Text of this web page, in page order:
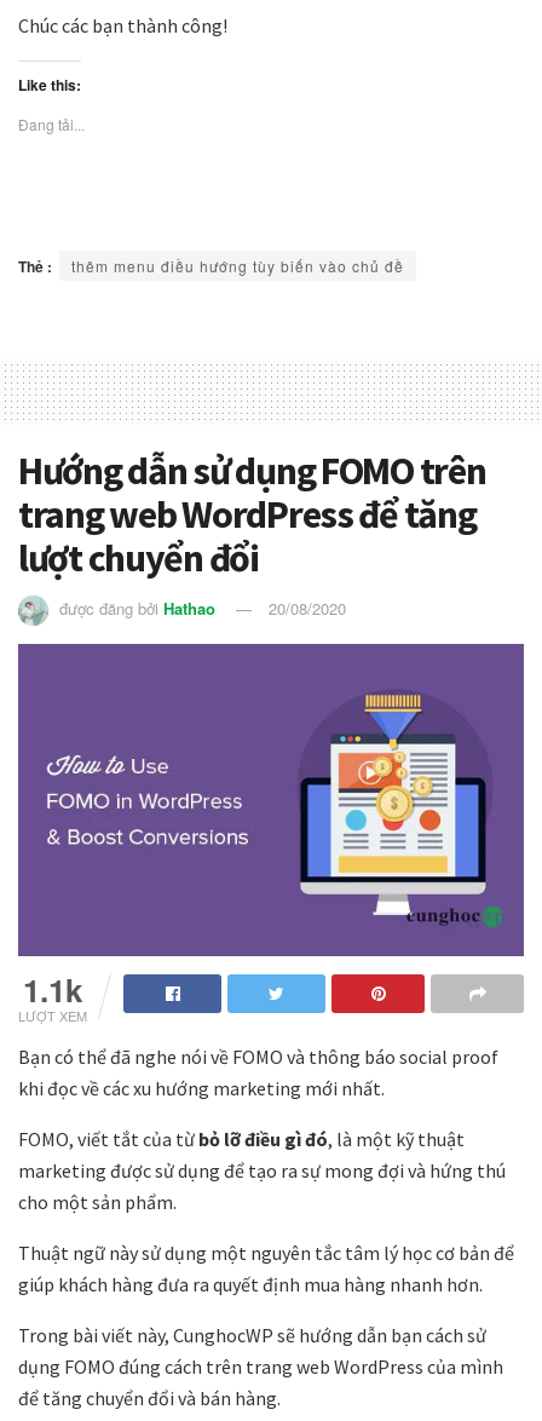
Chúc các bạn thành công!
Like this:
Đang tải...
Thẻ : thêm menu điều hướng tùy biến vào chủ đề
Hướng dẫn sử dụng FOMO trên
trang web WordPress để tăng
lượt chuyển đổi
được đăng bởi Hathao 20/08/2020
1.1k
LƯỢT XEM
Bạn có thể đã nghe nói về FOMO và thông báo social proof
khi đọc về các xu hướng marketing mới nhất.
FOMO, viết tắt của từ bỏ lỡ điều gì đó, là một kỹ thuật
marketing được sử dụng để tạo ra sự mong đợi và hứng thú
cho một sản phẩm.
Thuật ngữ này sử dụng một nguyên tắc tâm lý học cơ bản để
giúp khách hàng đưa ra quyết định mua hàng nhanh hơn.
Trong bài viết này, CunghocWP sẽ hướng dẫn bạn cách sử
dụng FOMO đúng cách trên trang web WordPress của mình
để tăng chuyển đổi và bán hàng.